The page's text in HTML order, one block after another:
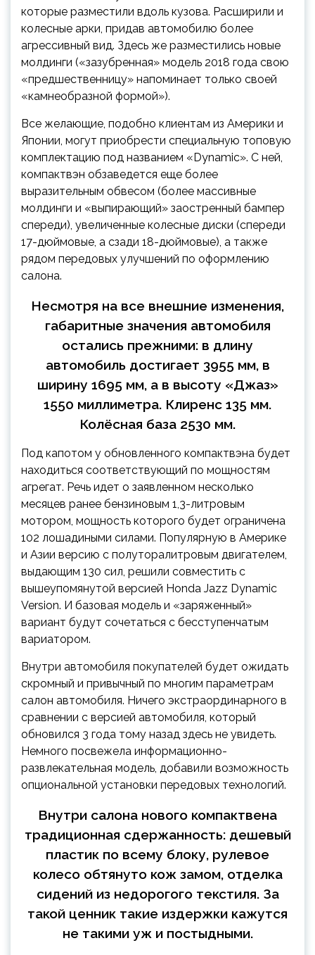
которые разместили вдоль кузова. Расширили и
колесные арки, придав автомобилю более
агрессивный вид. Здесь же разместились новые
молдинги («зазубренная» модель 2018 года свою
«предшественницу» напоминает только своей
«камнеобразной формой»).
Все желающие, подобно клиентам из Америки и
Японии, могут приобрести специальную топовую
комплектацию под названием «Dynamic». С ней,
компактвэн обзаведется еще более
выразительным обвесом (более массивные
молдинги и «выпирающий» заостренный бампер
спереди), увеличенные колесные диски (спереди
17-дюймовые, а сзади 18-дюймовые), а также
рядом передовых улучшений по оформлению
салона.
Несмотря на все внешние изменения,
габаритные значения автомобиля
остались прежними: в длину
автомобиль достигает 3955 мм, в
ширину 1695 мм, а в высоту «Джаз»
1550 миллиметра. Клиренс 135 мм.
Колёсная база 2530 мм.
Под капотом у обновленного компактвэна будет
находиться соответствующий по мощностям
агрегат. Речь идет о заявленном несколько
месяцев ранее бензиновым 1,3-литровым
мотором, мощность которого будет ограничена
102 лошадиными силами. Популярную в Америке
и Азии версию с полуторалитровым двигателем,
выдающим 130 сил, решили совместить с
вышеупомянутой версией Honda Jazz Dynamic
Version. И базовая модель и «заряженный»
вариант будут сочетаться с бесступенчатым
вариатором.
Внутри автомобиля покупателей будет ожидать
скромный и привычный по многим параметрам
салон автомобиля. Ничего экстраординарного в
сравнении с версией автомобиля, который
обновился 3 года тому назад здесь не увидеть.
Немного посвежела информационно-
развлекательная модель, добавили возможность
опциональной установки передовых технологий.
Внутри салона нового компактвена
традиционная сдержанность: дешевый
пластик по всему блоку, рулевое
колесо обтянуто кож замом, отделка
сидений из недорогого текстиля. За
такой ценник такие издержки кажутся
не такими уж и постыдными.